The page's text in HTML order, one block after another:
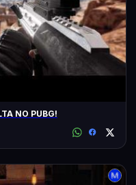
NO PUBG!